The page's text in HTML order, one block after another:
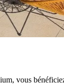
vous